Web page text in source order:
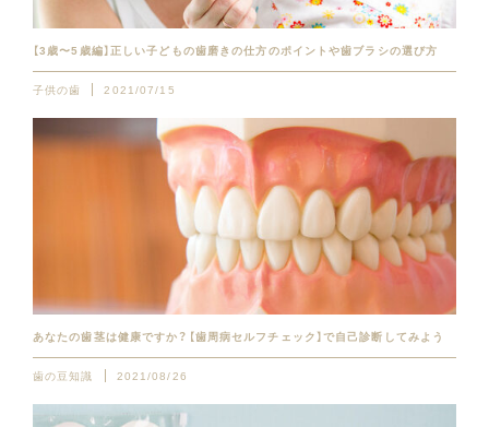
【3歳〜5歳編】正しい子どもの歯磨きの仕方のポイントや歯ブラシの選び方
子供の歯 2021/07/15
あなたの歯茎は健康ですか？【歯周病セルフチェック】で自己診断してみよう
歯の豆知識 2021/08/26